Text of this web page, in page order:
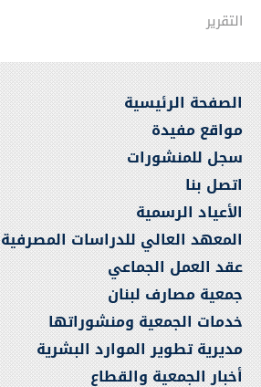
التقرير
الصفحة الرئيسية
مواقع مفيدة
سجل للمنشورات
اتصل بنا
الأعياد الرسمية
المعهد العالي للدراسات المصرفية
عقد العمل الجماعي
جمعية مصارف لبنان
خدمات الجمعية ومنشوراتها
مديرية تطوير الموارد البشرية
أخبار الجمعية والقطاع